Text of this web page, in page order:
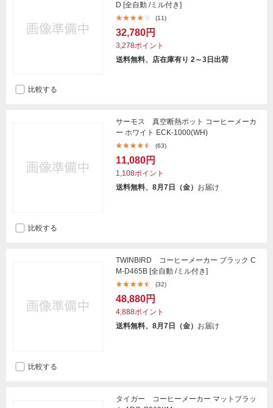
D [全自動 /ミル付き]
(11)
32,780円
3,278ポイント
送料無料、店在庫有り 2～3日出荷
比較する
サーモス 真空断熱ポット コーヒーメーカ
ー ホワイト ECK-1000(WH)
(63)
11,080円
1,108ポイント
送料無料、8月7日（金） お届け
比較する
TWINBIRD コーヒーメーカー ブラック C
M-D465B [全自動 /ミル付き]
(32)
48,880円
4,888ポイント
送料無料、8月7日（金） お届け
比較する
タイガー コーヒーメーカー マットブラッ